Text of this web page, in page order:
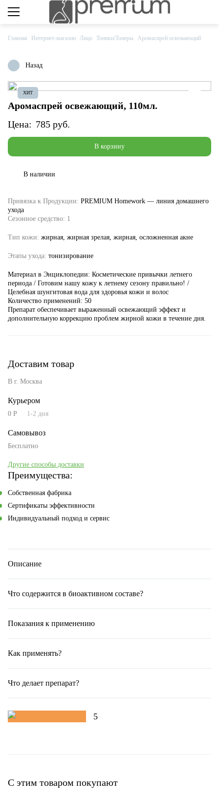
Private club
Каталог товаров
Сервис
Центральный офис
8 800 555-79-09
Дохтуровский переулок, дом 6
Обучение
На карте
Наши соцсети
Главная Интернет-магазин Лицо Тоники/Тонеры Аромаспрей освежающий
Назад
ХИТ
Аромаспрей освежающий, 110мл.
Цена: 785 руб.
В корзину
В наличии
Привязка к Продукции: PREMIUM Homework — линия домашнего
ухода
Сезонное средство: 1
Тип кожи: жирная, жирная зрелая, жирная, осложненная акне
Этапы ухода: тонизирование
Материал в Энциклопедии: Косметические привычки летнего
периода / Готовим нашу кожу к летнему сезону правильно! /
Целебная шунгитовая вода для здоровья кожи и волос
Количество применений: 50
Препарат обеспечивает выраженный освежающий эффект и
дополнительную коррекцию проблем жирной кожи в течение дня.
Доставим товар
В г. Москва
Курьером
0 Р 1-2 дня
Самовывоз
Бесплатно
Другие способы доставки
Преимущества:
Собственная фабрика
Сертификаты эффективности
Индивидуальный подход и сервис
Описание
Что содержится в биоактивном составе?
Показания к применению
Как применять?
Что делает препарат?
5
С этим товаром покупают